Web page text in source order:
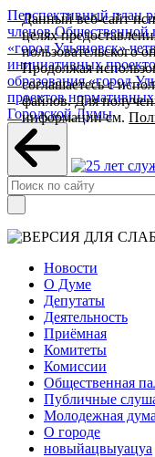
Перспективный план
членов Общественной
«город Ульяновск»
инициативных
образования «город
проектов
Городской Думы
Новости
О Думе
Депутаты
Деятельность
Приёмная
Комитеты
Комиссии
Общественная
Публичные
Молодежная дума
О городе
новыйацвыуацуа
Данный веб-сайт
целях
пользовательского
Продолжая
соглашаетесь с
файлов. Для
информации см.